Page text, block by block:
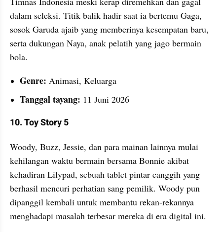
dalam seleksi. Titik balik hadir saat ia bertemu Gaga,
sosok Garuda ajaib yang memberinya kesempatan baru,
serta dukungan Naya, anak pelatih yang jago bermain
bola.
Genre: Animasi, Keluarga
Tanggal tayang: 11 Juni 2026
10. Toy Story 5
Woody, Buzz, Jessie, dan para mainan lainnya mulai
kehilangan waktu bermain bersama Bonnie akibat
kehadiran Lilypad, sebuah tablet pintar canggih yang
berhasil mencuri perhatian sang pemilik. Woody pun
dipanggil kembali untuk membantu rekan-rekannya
menghadapi masalah terbesar mereka di era digital ini.